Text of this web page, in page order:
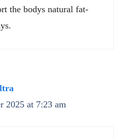
the bodys natural fat-
2025 at 7:23 am